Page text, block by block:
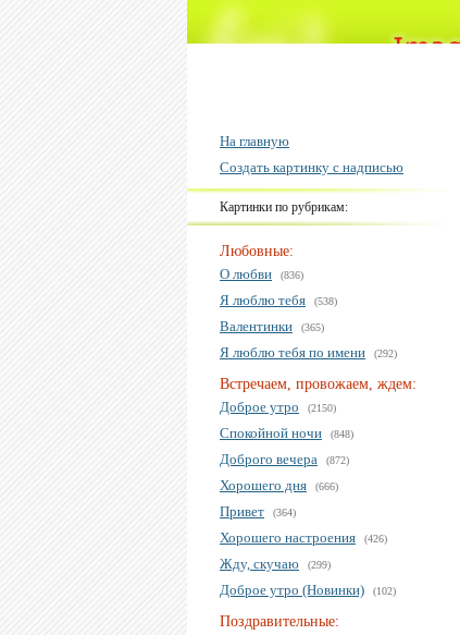
На главную
Создать картинку с надписью
Картинки по рубрикам:
Любовные:
О любви
(836)
Я люблю тебя (538)
Валентинки (365)
Я люблю тебя по имени (292)
Встречаем, провожаем, ждем:
Доброе утро
(2150)
Спокойной ночи (848)
Доброго вечера (872)
Хорошего дня (666)
Привет (364)
Хорошего настроения (426)
Жду, скучаю (299)
Доброе утро (Новинки) (102)
Поздравительные: